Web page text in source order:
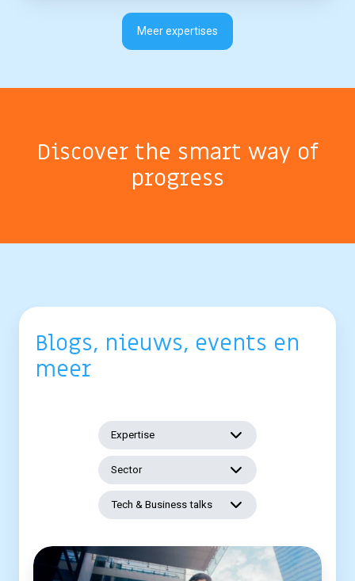
Meer expertises
Discover the smart way of
progress
Blogs, nieuws, events en
meer
Expertise
Sector
Tech & Business talks
Netwerk